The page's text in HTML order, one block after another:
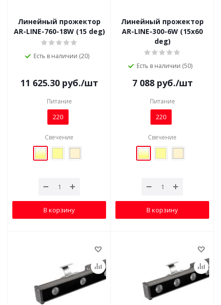
Линейный прожектор
AR-LINE-760-18W (15 deg)
Есть в наличии (20)
11 625.30 руб./шт
Питание
220
Свечение
В корзину
Линейный прожектор
AR-LINE-300-6W (15x60
deg)
Есть в наличии (50)
7 088руб./шт
Питание
220
Свечение
В корзину